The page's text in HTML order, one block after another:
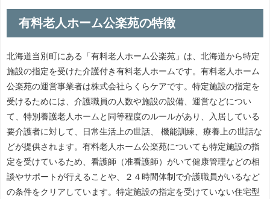
有料老人ホーム公楽苑の特徴
北海道当別町にある「有料老人ホーム公楽苑」は、北海道から特定
施設の指定を受けた介護付き有料老人ホームです。有料老人ホーム
公楽苑の運営事業者は株式会社らくらケアです。特定施設の指定を
受けるためには、介護職員の人数や施設の設備、運営などについ
て、特別養護老人ホームと同等程度のルールがあり、入居している
要介護者に対して、日常生活上の世話、 機能訓練、療養上の世話な
どが提供されます。有料老人ホーム公楽苑についても特定施設の指
定を受けているため、看護師（准看護師）がいて健康管理などの相
談やサポートが行えることや、２４時間体制で介護職員がいるなど
の条件をクリアしています。特定施設の指定を受けていない住宅型